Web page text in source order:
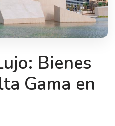
Bienes
Gama en